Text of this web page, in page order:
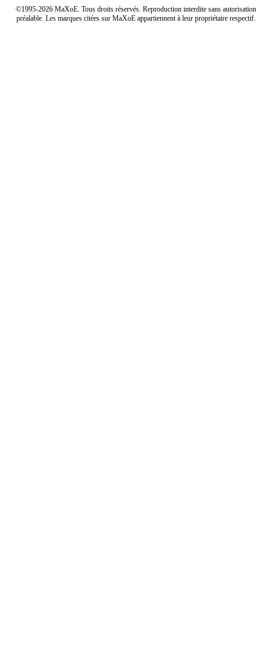
©1995-2026 MaXoE. Tous droits réservés. Reproduction interdite sans autorisation
préalable. Les marques citées sur MaXoE appartiennent à leur propriétaire respectif.